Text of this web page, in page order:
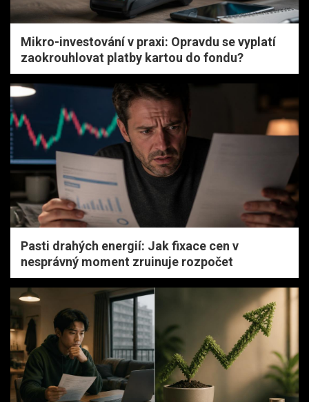
Mikro-investování v praxi: Opravdu se vyplatí
zaokrouhlovat platby kartou do fondu?
Pasti drahých energií: Jak fixace cen v
nesprávný moment zruinuje rozpočet